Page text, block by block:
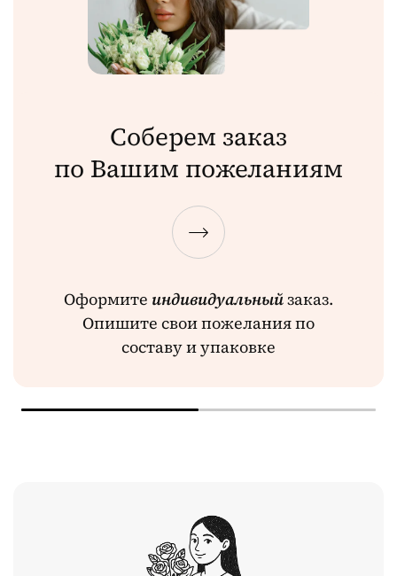
Соберем заказ
по Вашим пожеланиям
Оформите индивидуальныйзаказ.
Опишите свои пожелания по
составу и упаковке